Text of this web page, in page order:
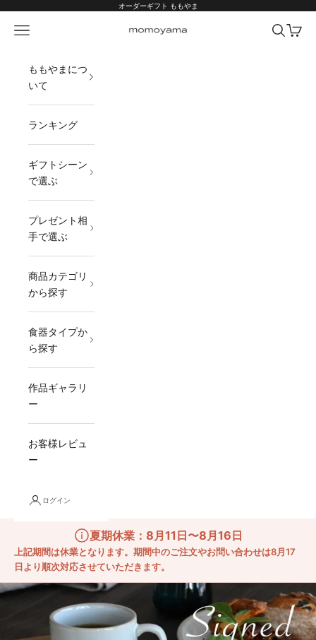
オーダーギフト ももやま
オーダーギフト ももやま 本店
メニュー 検索カート
ももやまにつ
いて
ランキング
ギフトシーン
で選ぶ
プレゼント相
手で選ぶ
商品カテゴリ
から探す
食器タイプか
ら探す
作品ギャラリ
ー
お客様レビュ
ー
ログイン
夏期休業：8月11日〜8月16日
上記期間は休業となります。期間中のご注文やお問い合わせは8月17
日より順次対応させていただきます。